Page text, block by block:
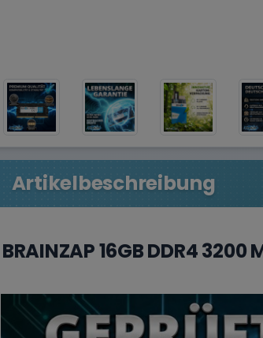
Artikelbeschreibung
BRAINZAP 16GB DDR4